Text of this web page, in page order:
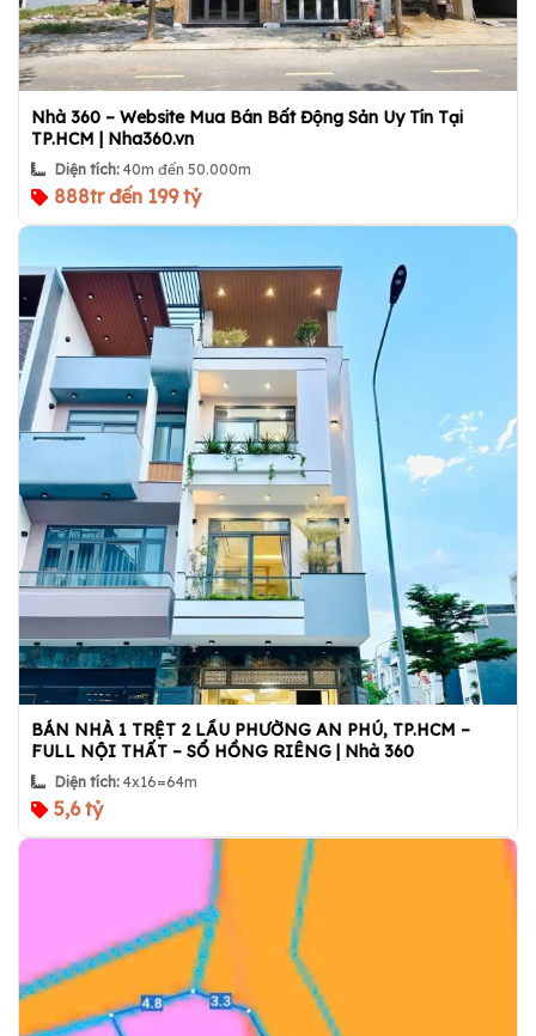
Nhà 360 – Website Mua Bán Bất Động Sản Uy Tín Tại
TP.HCM | Nha360.vn
Diện tích: 40m đến 50.000m
888tr đến 199 tỷ
BÁN NHÀ 1 TRỆT 2 LẦU PHƯỜNG AN PHÚ, TP.HCM –
FULL NỘI THẤT – SỔ HỒNG RIÊNG | Nhà 360
Diện tích: 4x16=64m
5,6 tỷ